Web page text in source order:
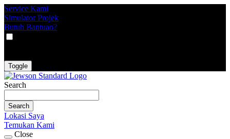
Service Kami
Simulator Projek
Butuh Bantuan?
Toggle
Search
Search
Lokasi Saya
Temukan Kami
Close